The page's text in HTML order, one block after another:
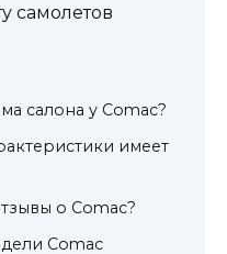
самолетов
салона у Comac?
имеет
о Comac?
Comac